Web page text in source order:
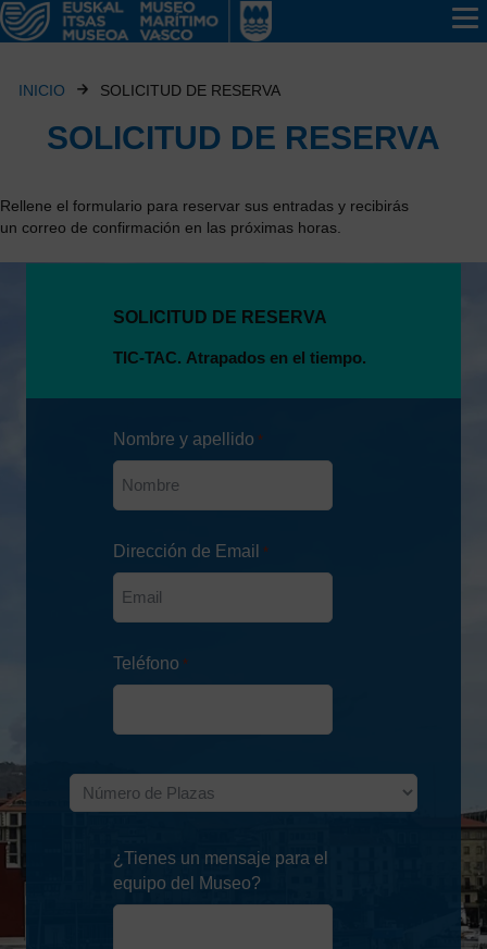
INICIO SOLICITUD DE RESERVA
SOLICITUD DE RESERVA
Rellene el formulario para reservar sus entradas y recibirás
un correo de confirmación en las próximas horas.
SOLICITUD DE RESERVA
Nombre y apellido *
Dirección de Email *
Teléfono *
Número
de
¿Tienes un mensaje para el
equipo del Museo?